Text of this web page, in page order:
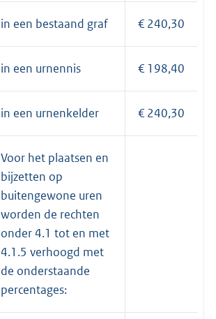
in een bestaand graf € 240,30
in een urnennis € 198,40
in een urnenkelder € 240,30
Voor het plaatsen en
bijzetten op
buitengewone uren
worden de rechten
onder 4.1 tot en met
4.1.5 verhoogd met
de onderstaande
percentages: